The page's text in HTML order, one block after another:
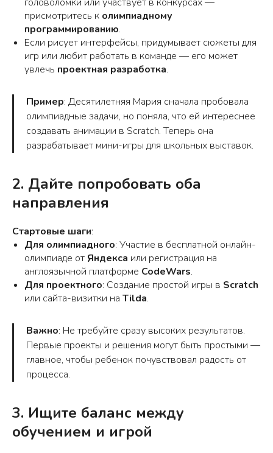
присмотритесь к олимпиадному
программированию.
Если рисует интерфейсы, придумывает сюжеты для
игр или любит работать в команде — его может
увлечь проектная разработка.
Пример: Десятилетняя Мария сначала пробовала
олимпиадные задачи, но поняла, что ей интереснее
создавать анимации в Scratch. Теперь она
разрабатывает мини-игры для школьных выставок.
2. Дайте попробовать оба
направления
Стартовые шаги:
Для олимпиадного: Участие в бесплатной онлайн-
олимпиаде от Яндекса или регистрация на
англоязычной платформе CodeWars.
Для проектного: Создание простой игры в Scratch
или сайта-визитки на Tilda.
Важно: Не требуйте сразу высоких результатов.
Первые проекты и решения могут быть простыми —
главное, чтобы ребенок почувствовал радость от
процесса.
3. Ищите баланс между
обучением и игрой